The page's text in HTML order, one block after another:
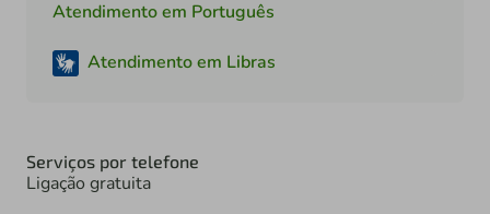
Atendimento em Português
Atendimento em Libras
Serviços por telefone
Ligação gratuita